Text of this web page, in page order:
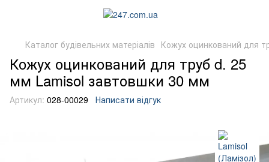
Каталог будівельних матеріалів Кожух оцинкований для
Кожух оцинкований для труб d. 25
мм Lamisol завтовшки 30 мм
Артикул: 028-00029 Написати відгук